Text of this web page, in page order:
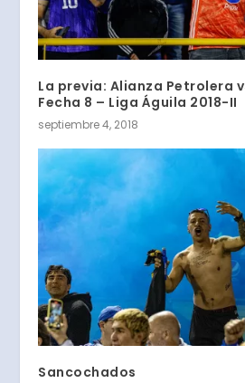
La previa: Alianza Petrolera
Fecha 8 – Liga Águila 2018-II
septiembre 4, 2018
Sancochados